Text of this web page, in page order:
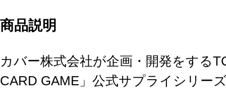
商品説明
カバー株式会社が企画・開発をする
CARD GAME」公式サプライシリー